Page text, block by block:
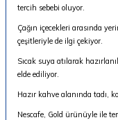
tercih sebebi oluyor.
Çağın içecekleri arasında
çeşitleriyle de ilgi çekiyor.
Sıcak suya atılarak
elde ediliyor.
Hazır kahve alanında tadı,
Nescafe, Gold ürünüyle ile